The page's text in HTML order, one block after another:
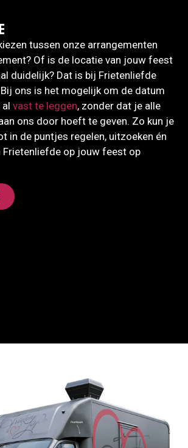
tussen onze arrangementen
Of is de locatie van jouw feest
duidelijk? Dat is bij Frietenliefde
ons is het mogelijk om de datum
vast te leggen, zonder dat je alle
ons door hoeft te geven. Zo kun je
in de puntjes regelen, uitzoeken én
Frietenliefde op jouw feest op